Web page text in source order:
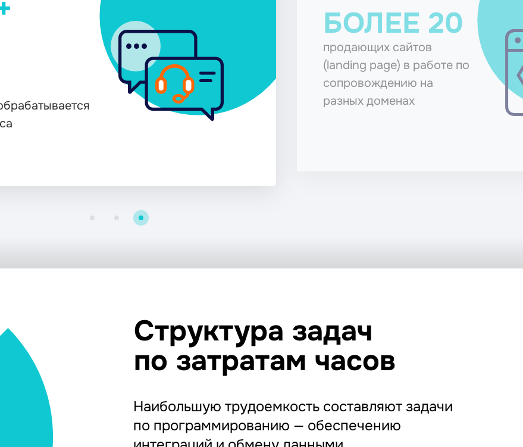
БОЛЕЕ 20
продающих сайтов
(landing page) в работе по
сопровождению на
разных доменах
Структура задач
по затратам часов
Наибольшую трудоемкость составляют задачи
по программированию — обеспечению